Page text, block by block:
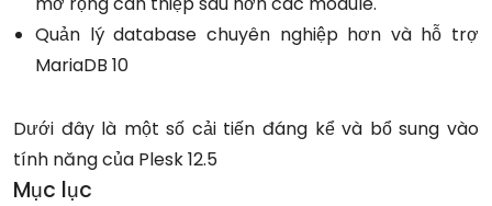
Quản lý database chuyên nghiệp hơn và hỗ trợ
MariaDB 10
Dưới đây là một số cải tiến đáng kể và bổ sung vào
tính năng của Plesk 12.5
Mục lục